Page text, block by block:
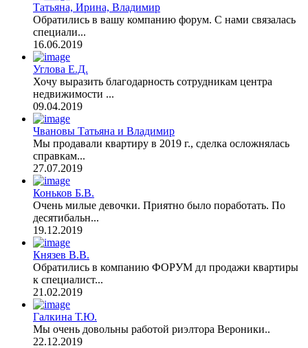
Татьяна, Ирина, Владимир
Обратились в вашу компанию форум. С нами связалась
специали...
16.06.2019
Углова Е.Д.
Хочу выразить благодарность сотрудникам центра
недвижимости ...
09.04.2019
Чвановы Татьяна и Владимир
Мы продавали квартиру в 2019 г., сделка осложнялась
справкам...
27.07.2019
Коньков Б.В.
Очень милые девочки. Приятно было поработать. По
десятибальн...
19.12.2019
Князев В.В.
Обратились в компанию ФОРУМ дл продажи квартиры
к специалист...
21.02.2019
Галкина Т.Ю.
Мы очень довольны работой риэлтора Вероники..
22.12.2019